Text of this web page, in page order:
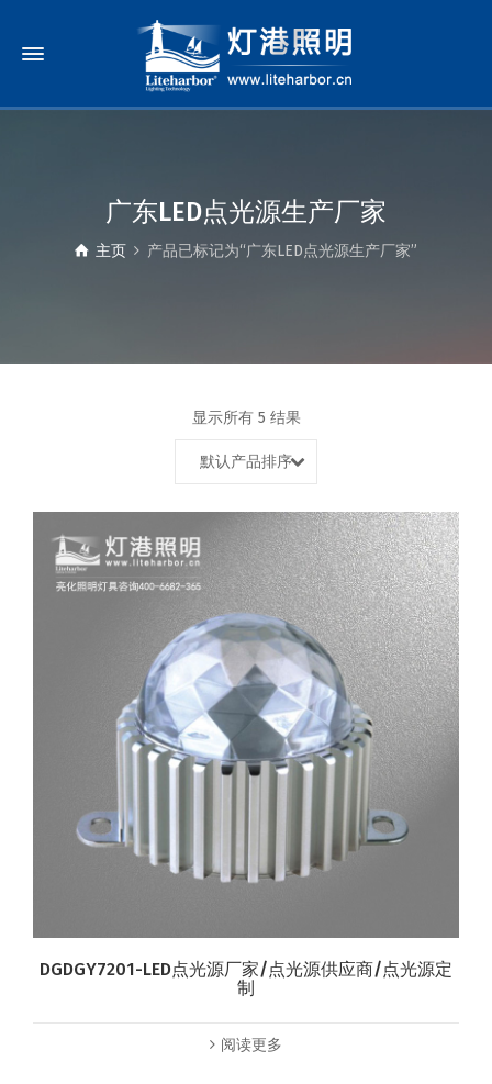
广东LED点光源生产厂家
主页 产品已标记为“广东LED点光源生产厂家”
显示所有 5 结果
默认产品排序
DGDGY7201-LED点光源厂家/点光源供应商/点光源定
制
阅读更多